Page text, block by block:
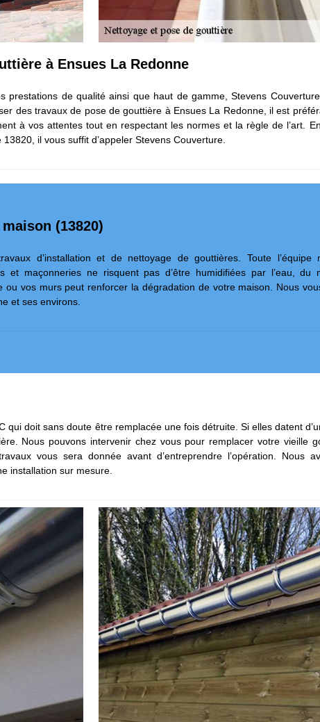
à Ensues La Redonne
de qualité ainsi que haut de gamme, Stevens
des travaux de pose de gouttière à Ensues La Redonne, il est
à vos attentes tout en respectant les normes et la règle de l’art.
il vous suffit d’appeler Stevens Couverture.
(13820)
d’installation et de nettoyage de gouttières. Toute
et maçonneries ne risquent pas d’être humidifiées par l’eau, du
ou vos murs peut renforcer la dégradation de votre maison. Nous
et ses environs.
doit sans doute être remplacée une fois détruite. Si elles datent
Nous pouvons intervenir chez vous pour remplacer votre vieille
vous sera donnée avant d’entreprendre l’opération. Nous
installation sur mesure.